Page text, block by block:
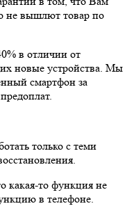
не вышлют товар по
в отличии от
новые устройства. Мы
смартфон за
только с теми
какая-то функция не
в телефоне.